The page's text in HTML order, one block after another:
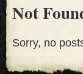
Not
Sorry, no